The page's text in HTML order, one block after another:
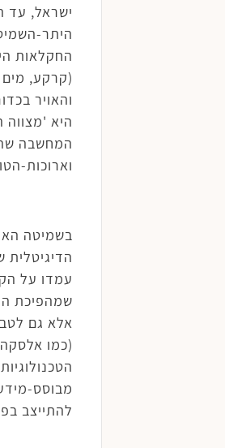
ישראל, עד
היתר-
החקלאות
(קרקע, מים
והאויר
היא 'מצווה
המחשבה
וארוכות-
עמדו על
שמהפיכת
אלא גם
(כמו
מבוסס-
להתייצב